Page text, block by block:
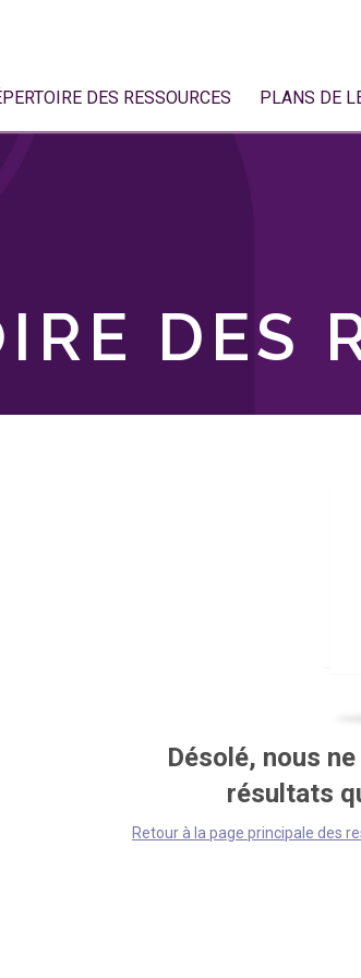
DES RESSOURCES PLANS DE
DES
Désolé, nous
résultats
Retour à la page principale des